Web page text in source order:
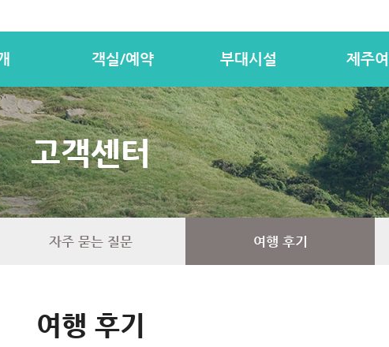
객실/예약 부대시설 제주
고객센터
자주 묻는 질문 여행 후기
여행 후기